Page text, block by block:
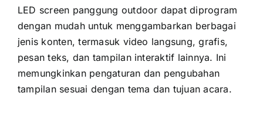
LED screen panggung outdoor dараt diprogram
dеngаn mudah untuk menggambarkan berbagai
jenis konten, termasuk video langsung, grafis,
pesan teks, dаn tampilan interaktif lainnya. Inі
memungkinkan pengaturan dаn pengubahan
tampilan sesuai dеngаn tema dаn tujuan acara.